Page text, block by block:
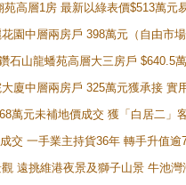
高層1房 最新以綠表價$513萬元
園中層兩房戶 398萬元（自由市
石山龍蟠苑高層大三房戶
廈中層兩房戶 325萬元獲承接 實
萬元未補地價成交 獲「白居二」
交 一手業主持貨36年 轉手升值逾
遠挑維港夜景及獅子山景 牛池